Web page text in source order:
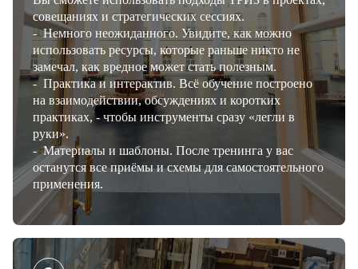
совещаниях и стратегических сессиях.
-Немного неожиданного. Увидите, как можно
использовать ресурсы, которые раньше никто не
замечал, как вредное может стать полезным.
-Практика и интерактив. Всё обучение построено
на взаимодействии, обсуждениях и коротких
практиках, - чтобы инструменты сразу «легли
руки».
-Материалы и шаблоны. После тренинга у вас
останутся все приёмы и схемы для самостоятельного
применения.